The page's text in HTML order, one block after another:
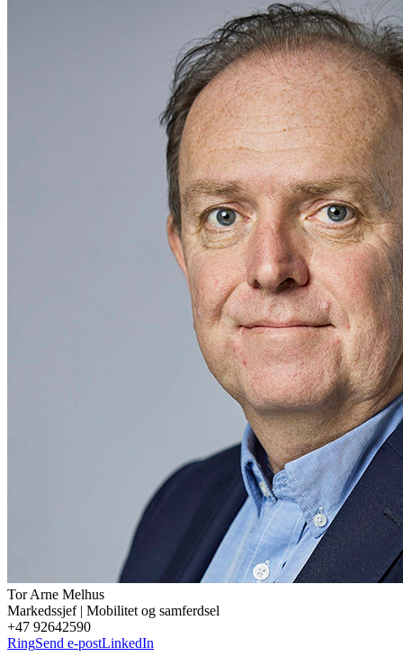
Tor Arne Melhus
Markedssjef | Mobilitet og samferdsel
+47 92642590
RingSend e-postLinkedIn